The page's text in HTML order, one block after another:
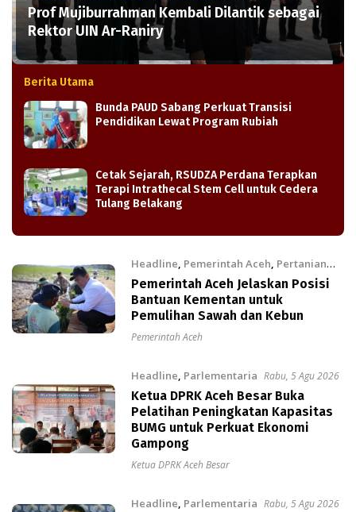
Prof Mujiburrahman Kembali Dilantik sebagai
Rektor UIN Ar-Raniry
Berita Utama
Bunda PAUD Sabang Perkuat Transisi
Pendidikan Lewat Program Rubiah
Cetak Sejarah, RSUDZA Perdana Terapkan
Terapi Intrathecal Stem Cell untuk Cedera
Tulang Belakang
Headline, Pemerintah Aceh, Pertanian
Kamis, 6 Agu 2026
Pemerintah Aceh Jelaskan Posisi
Bantuan Kementan untuk
Pemulihan Sawah dan Kebun
Pemerintah Aceh
Headline, Parlementaria Rabu, 5 Agu 2026
Ketua DPRK Aceh Besar Buka
Pelatihan Peningkatan Kapasitas
BUMG untuk Perkuat Ekonomi
Gampong
Ketua DPRK Aceh Besar
Headline, Parlementaria Rabu, 5 Agu 2026